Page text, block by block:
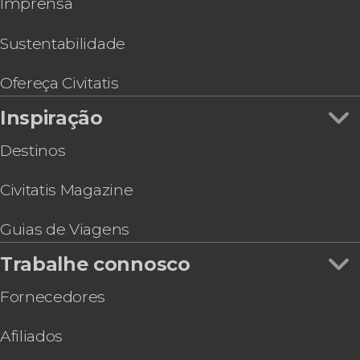
Visita guiada pelo Templo Mayor
Espetáculo de mariachis na Plaza Garibaldi
Ônibus turístico da Cidade do México, Capital
Bus
Tour pelos murais da Cidade do México
Imprensa
Sustentabilidade
Ofereça Civitatis
Inspiração
Destinos
Civitatis Magazine
Guias de Viagens
Trabalhe connosco
Fornecedores
Afiliados